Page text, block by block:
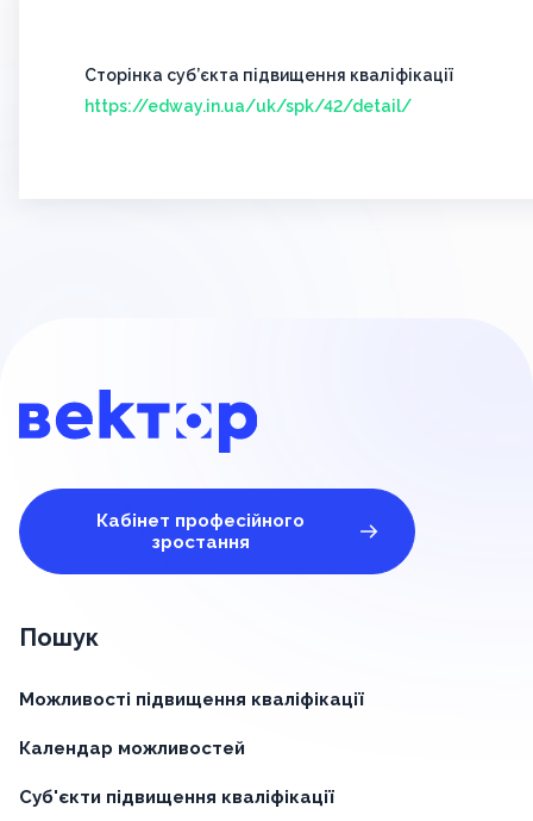
Сторінка суб’єкта підвищення кваліфікації
https://edway.in.ua/uk/spk/42/detail/
Кабінет професійного
зростання
Пошук
Можливості підвищення кваліфікації
Календар можливостей
Суб'єкти підвищення кваліфікації